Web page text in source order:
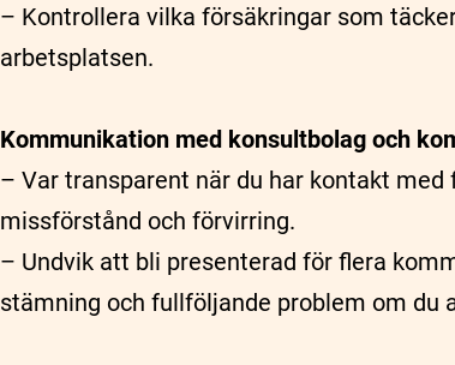
– Kontrollera vilka försäkringar som
arbetsplatsen.
Kommunikation med konsultbolag och
– Var transparent när du har kontakt
missförstånd och förvirring.
– Undvik att bli presenterad för flera
stämning och fullföljande problem om du